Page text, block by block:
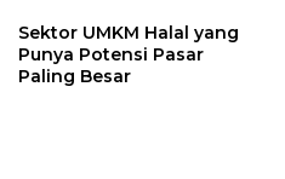
Kesehatan
Sektor UMKM Halal yang
Punya Potensi Pasar
Paling Besar